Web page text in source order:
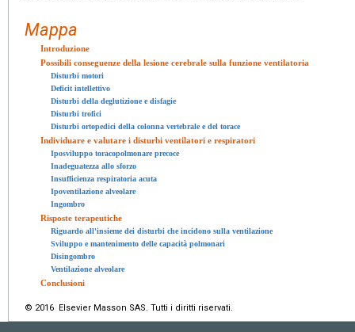
Mappa
Introduzione
Possibili conseguenze della lesione cerebrale sulla funzione ventilatoria
Disturbi motori
Deficit intellettivo
Disturbi della deglutizione e disfagie
Disturbi trofici
Disturbi ortopedici della colonna vertebrale e del torace
Individuare e valutare i disturbi ventilatori e respiratori
Iposviluppo toracopolmonare precoce
Inadeguatezza allo sforzo
Insufficienza respiratoria acuta
Ipoventilazione alveolare
Ingombro
Risposte terapeutiche
Riguardo all'insieme dei disturbi che incidono sulla ventilazione
Sviluppo e mantenimento delle capacità polmonari
Disingombro
Ventilazione alveolare
Conclusioni
© 2016 Elsevier Masson SAS. Tutti i diritti riservati.